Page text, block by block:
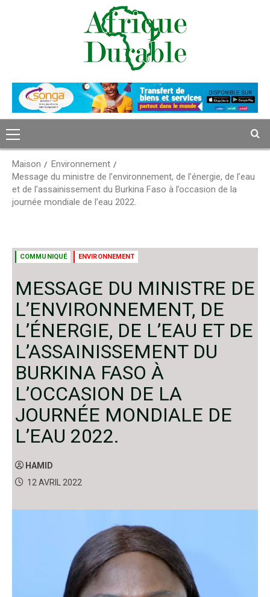
Menu
principal
Maison
Environnement
Message du ministre de l’environnement, de l’énergie, de l’eau
et de l’assainissement du Burkina Faso à l’occasion de la
journée mondiale de l’eau 2022.
COMMUNIQUÉ ENVIRONNEMENT
MESSAGE DU MINISTRE DE
L’ENVIRONNEMENT, DE
L’ÉNERGIE, DE L’EAU ET DE
L’ASSAINISSEMENT DU
BURKINA FASO À
L’OCCASION DE LA
JOURNÉE MONDIALE DE
L’EAU 2022.
HAMID
12 AVRIL 2022